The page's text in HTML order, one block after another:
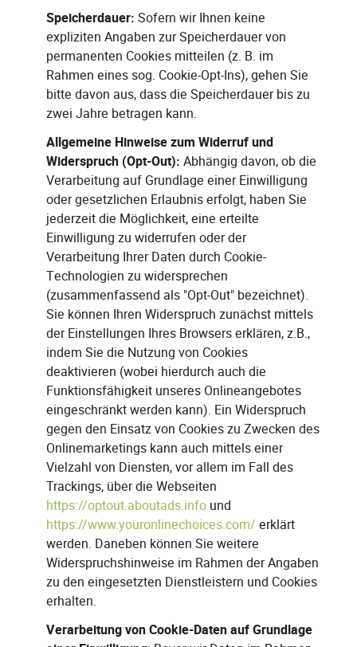
Speicherdauer: Sofern wir Ihnen keine
expliziten Angaben zur Speicherdauer von
permanenten Cookies mitteilen (z. B. im
Rahmen eines sog. Cookie-Opt-Ins), gehen Sie
bitte davon aus, dass die Speicherdauer bis zu
zwei Jahre betragen kann.
Allgemeine Hinweise zum Widerruf und
Widerspruch (Opt-Out): Abhängig davon, ob die
Verarbeitung auf Grundlage einer Einwilligung
oder gesetzlichen Erlaubnis erfolgt, haben Sie
jederzeit die Möglichkeit, eine erteilte
Einwilligung zu widerrufen oder der
Verarbeitung Ihrer Daten durch Cookie-
Technologien zu widersprechen
(zusammenfassend als "Opt-Out" bezeichnet).
Sie können Ihren Widerspruch zunächst mittels
der Einstellungen Ihres Browsers erklären, z.B.,
indem Sie die Nutzung von Cookies
deaktivieren (wobei hierdurch auch die
Funktionsfähigkeit unseres Onlineangebotes
eingeschränkt werden kann). Ein Widerspruch
gegen den Einsatz von Cookies zu Zwecken des
Onlinemarketings kann auch mittels einer
Vielzahl von Diensten, vor allem im Fall des
Trackings, über die Webseiten
https://optout.aboutads.info und
https://www.youronlinechoices.com/ erklärt
werden. Daneben können Sie weitere
Widerspruchshinweise im Rahmen der Angaben
zu den eingesetzten Dienstleistern und Cookies
erhalten.
Verarbeitung von Cookie-Daten auf Grundlage